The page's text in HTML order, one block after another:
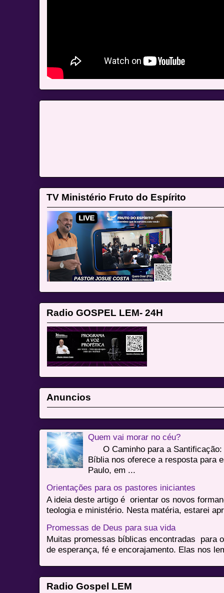
TV Ministério Fruto do Espírito
Radio GOSPEL LEM- 24H
Anuncios
Quem vai morar no céu?
O Caminho para a Santificação:
Bíblia nos oferece a resposta para
Paulo, em ...
Orientações para os pastores iniciantes
A ideia deste artigo é orientar os novos
teologia e ministério. Nesta matéria, estarei
Promessas de Deus para sua vida
Muitas promessas bíblicas encontradas para
de esperança, fé e encorajamento. Elas nos
Radio Gospel LEM